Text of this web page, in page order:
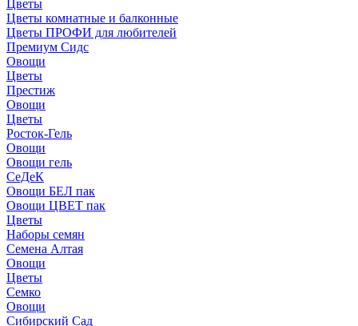
Цветы
Цветы комнатные и балконные
Цветы ПРОФИ для любителей
Премиум Сидс
Овощи
Цветы
Престиж
Овощи
Цветы
Росток-Гель
Овощи
Овощи гель
СеДеК
Овощи БЕЛ пак
Овощи ЦВЕТ пак
Цветы
Наборы семян
Семена Алтая
Овощи
Цветы
Семко
Овощи
Сибирский Сад